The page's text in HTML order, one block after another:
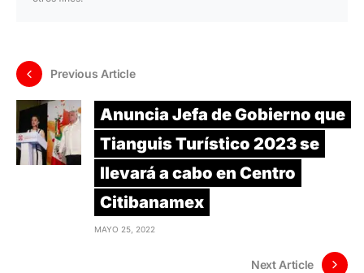
Previous Article
Anuncia Jefa de Gobierno que
Tianguis Turístico 2023 se
llevará a cabo en Centro
Citibanamex
MAYO 25, 2022
Next Article